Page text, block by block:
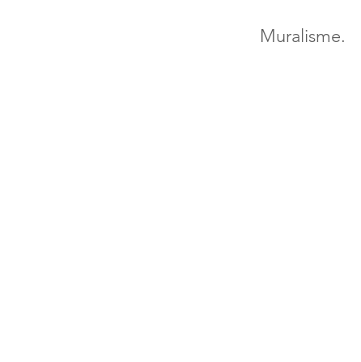
Muralisme.